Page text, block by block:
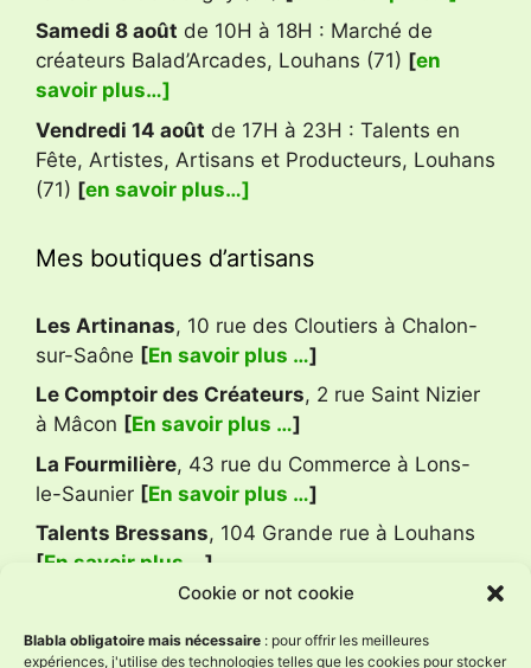
Cookie or not cookie
Blabla obligatoire mais nécessaire : pour offrir les meilleures
expériences, j'utilise des technologies telles que les cookies pour stocker
Samedi 8 août de 10H à 18H : Marché de
créateurs Balad’Arcades, Louhans (71) [en
savoir plus…]
Vendredi 14 août de 17H à 23H : Talents en
Fête, Artistes, Artisans et Producteurs, Louhans
(71) [en savoir plus…]
Mes boutiques d’artisans
Les Artinanas, 10 rue des Cloutiers à Chalon-
sur-Saône [En savoir plus …]
Le Comptoir des Créateurs, 2 rue Saint Nizier
à Mâcon [En savoir plus …]
La Fourmilière, 43 rue du Commerce à Lons-
le-Saunier [En savoir plus …]
Talents Bressans, 104 Grande rue à Louhans
[En savoir plus … ]
Avis Google